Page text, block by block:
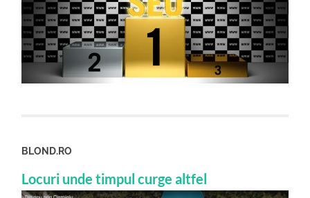
BLOND.RO
Locuri unde timpul curge altfel